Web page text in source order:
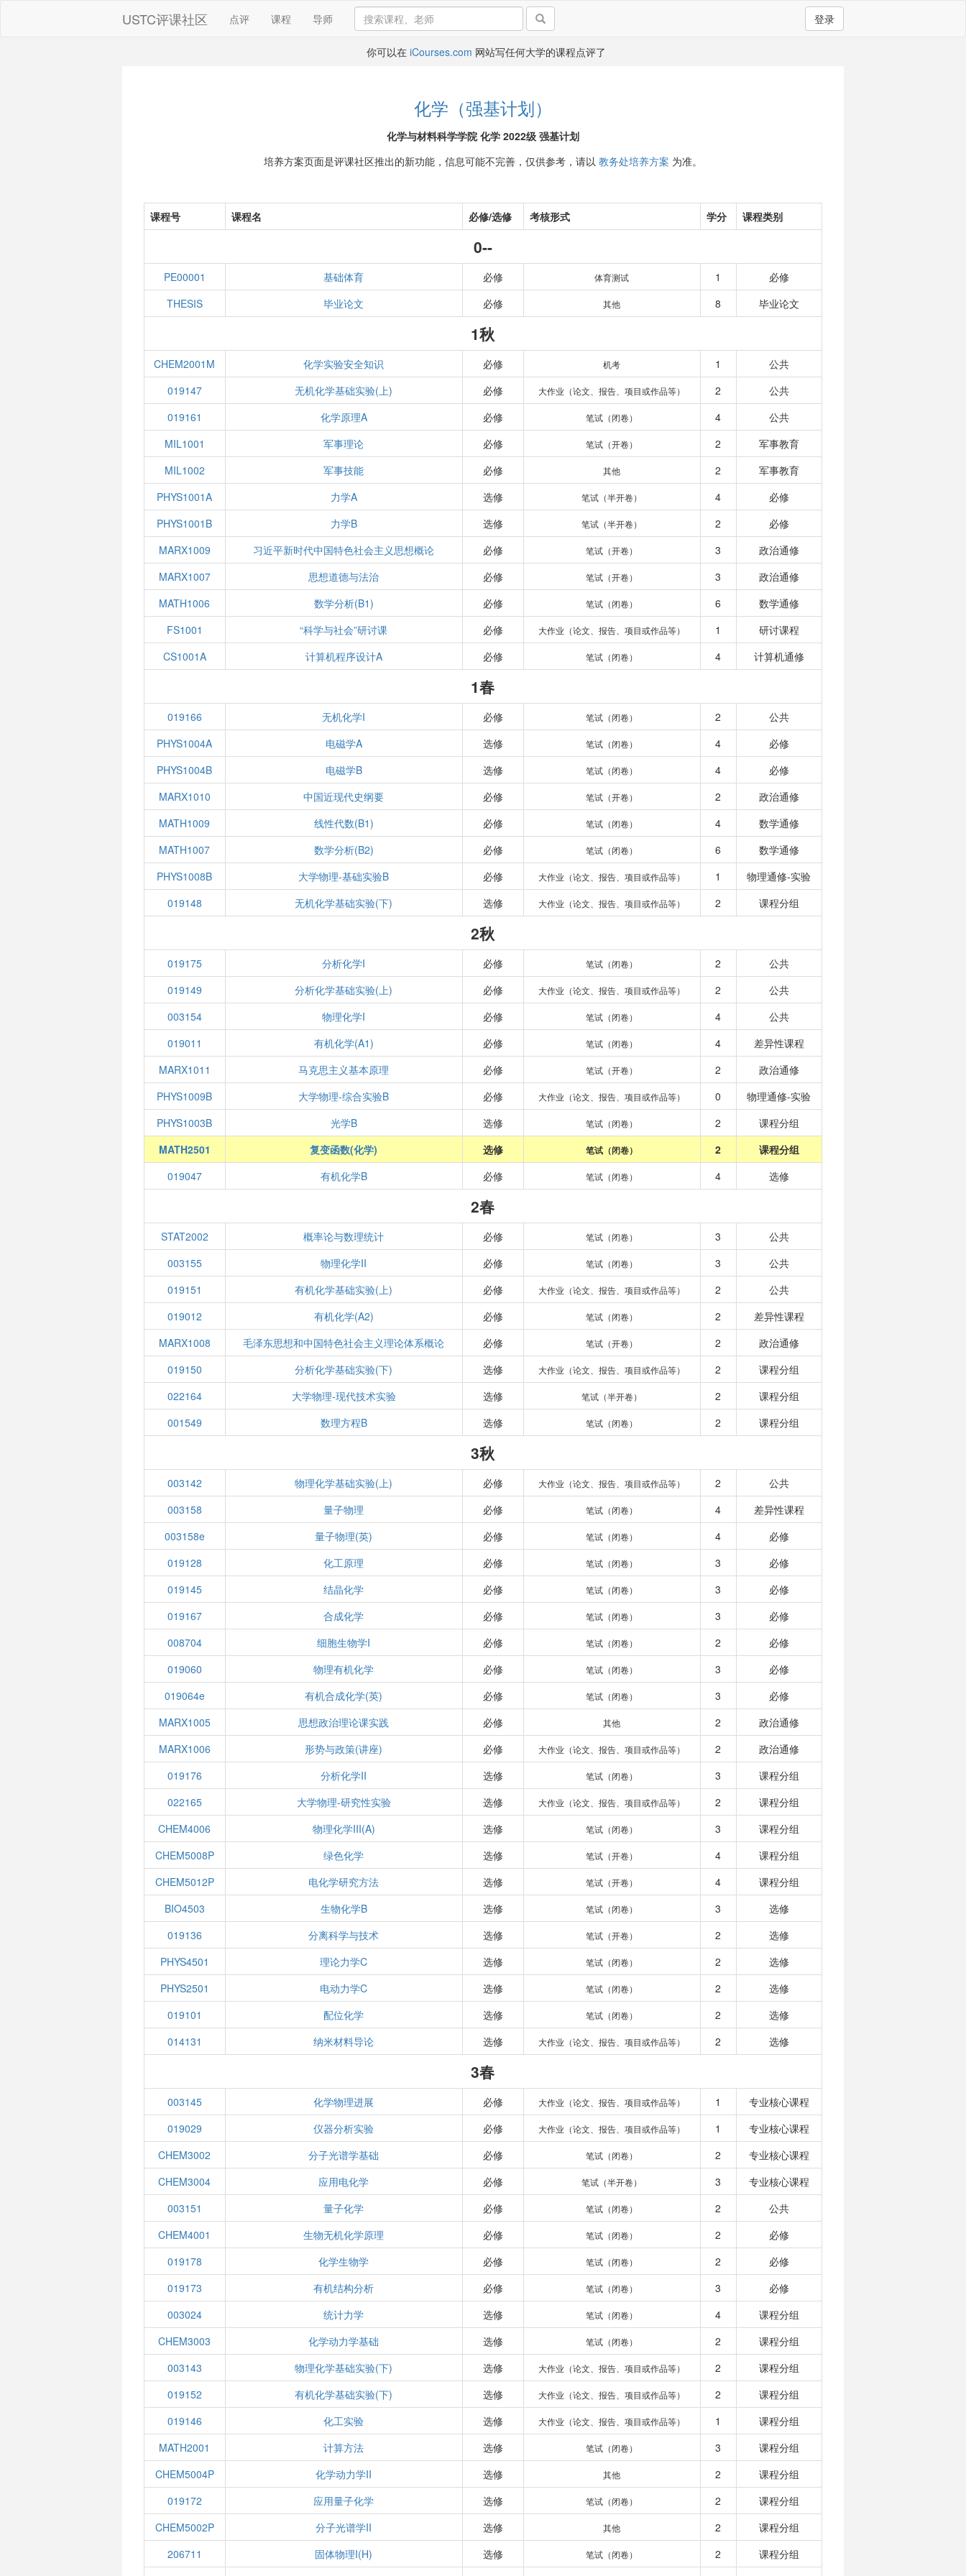
USTC评课社区 点评 课程 导师 登录
你可以在 iCourses.com 网站写任何大学的课程点评了
化学（强基计划）
化学与材料科学学院 化学 2022级 强基计划
培养方案页面是评课社区推出的新功能，信息可能不完善，仅供参考，请以 教务处培养方案 为准。
课程号 课程名 必修/选修 考核形式 学分 课程类别
0--
PE00001 基础体育 必修 体育测试 1
必修
THESIS
毕业论文 必修 其他 8 毕业论文
1秋
CHEM2001M 化学实验安全知识 必修 机考 1
公共
019147
无机化学基础实验(上) 必修 大作业（论文、报告、项目或作品等） 2
公共
019161
化学原理A 必修 笔试（闭卷） 4
公共
MIL1001
军事理论 必修 笔试（开卷） 2
军事教育
MIL1002
军事技能 必修 其他 2
军事教育
PHYS1001A
力学A 选修 笔试（半开卷） 4
必修
PHYS1001B
力学B 选修 笔试（半开卷） 2
必修
MARX1009
习近平新时代中国特色社会主义思想概论 必修 笔试（开卷） 3
政治通修
MARX1007
思想道德与法治 必修 笔试（开卷） 3
政治通修
MATH1006
数学分析(B1) 必修 笔试（闭卷） 6
数学通修
FS1001
“科学与社会”研讨课 必修 大作业（论文、报告、项目或作品等） 1
研讨课程
CS1001A
计算机程序设计A 必修 笔试（闭卷） 4 计算机通修
1春
019166 无机化学I 必修 笔试（闭卷） 2
公共
PHYS1004A
电磁学A 选修 笔试（闭卷） 4
必修
PHYS1004B
电磁学B 选修 笔试（闭卷） 4
必修
MARX1010
中国近现代史纲要 必修 笔试（开卷） 2
政治通修
MATH1009
线性代数(B1) 必修 笔试（闭卷） 4
数学通修
MATH1007
数学分析(B2) 必修 笔试（闭卷） 6
数学通修
PHYS1008B
大学物理-基础实验B 必修 大作业（论文、报告、项目或作品等） 1
物理通修-实验
019148
无机化学基础实验(下) 选修 大作业（论文、报告、项目或作品等） 2 课程分组
2秋
019175 分析化学I 必修 笔试（闭卷） 2
公共
019149
分析化学基础实验(上) 必修 大作业（论文、报告、项目或作品等） 2
公共
003154
物理化学I 必修 笔试（闭卷） 4
公共
019011
有机化学(A1) 必修 笔试（闭卷） 4
差异性课程
MARX1011
马克思主义基本原理 必修 笔试（开卷） 2
政治通修
PHYS1009B
大学物理-综合实验B 必修 大作业（论文、报告、项目或作品等） 0
物理通修-实验
PHYS1003B
光学B 选修 笔试（闭卷） 2
课程分组
MATH2501
复变函数(化学) 选修 笔试（闭卷） 2
课程分组
019047
有机化学B 必修 笔试（闭卷） 4 选修
2春
STAT2002 概率论与数理统计 必修 笔试（闭卷） 3
公共
003155
物理化学II 必修 笔试（闭卷） 3
公共
019151
有机化学基础实验(上) 必修 大作业（论文、报告、项目或作品等） 2
公共
019012
有机化学(A2) 必修 笔试（闭卷） 2
差异性课程
MARX1008
毛泽东思想和中国特色社会主义理论体系概论 必修 笔试（开卷） 2
政治通修
019150
分析化学基础实验(下) 选修 大作业（论文、报告、项目或作品等） 2
课程分组
022164
大学物理-现代技术实验 选修 笔试（半开卷） 2
课程分组
001549
数理方程B 选修 笔试（闭卷） 2 课程分组
3秋
003142 物理化学基础实验(上) 必修 大作业（论文、报告、项目或作品等） 2
公共
003158
量子物理 必修 笔试（闭卷） 4
差异性课程
003158e
量子物理(英) 必修 笔试（闭卷） 4
必修
019128
化工原理 必修 笔试（闭卷） 3
必修
019145
结晶化学 必修 笔试（闭卷） 3
必修
019167
合成化学 必修 笔试（闭卷） 3
必修
008704
细胞生物学I 必修 笔试（闭卷） 2
必修
019060
物理有机化学 必修 笔试（闭卷） 3
必修
019064e
有机合成化学(英) 必修 笔试（闭卷） 3
必修
MARX1005
思想政治理论课实践 必修 其他 2
政治通修
MARX1006
形势与政策(讲座) 必修 大作业（论文、报告、项目或作品等） 2
政治通修
019176
分析化学II 选修 笔试（闭卷） 3
课程分组
022165
大学物理-研究性实验 选修 大作业（论文、报告、项目或作品等） 2
课程分组
CHEM4006
物理化学III(A) 选修 笔试（闭卷） 3
课程分组
CHEM5008P
绿色化学 选修 笔试（开卷） 4
课程分组
CHEM5012P
电化学研究方法 选修 笔试（开卷） 4
课程分组
BIO4503
生物化学B 选修 笔试（闭卷） 3
选修
019136
分离科学与技术 选修 笔试（开卷） 2
选修
PHYS4501
理论力学C 选修 笔试（闭卷） 2
选修
PHYS2501
电动力学C 选修 笔试（闭卷） 2
选修
019101
配位化学 选修 笔试（闭卷） 2
选修
014131
纳米材料导论 选修 大作业（论文、报告、项目或作品等） 2 选修
3春
003145 化学物理进展 必修 大作业（论文、报告、项目或作品等） 1
专业核心课程
019029
仪器分析实验 必修 大作业（论文、报告、项目或作品等） 1
专业核心课程
CHEM3002
分子光谱学基础 必修 笔试（闭卷） 2
专业核心课程
CHEM3004
应用电化学 必修 笔试（半开卷） 3
专业核心课程
003151
量子化学 必修 笔试（闭卷） 2
公共
CHEM4001
生物无机化学原理 必修 笔试（闭卷） 2
必修
019178
化学生物学 必修 笔试（闭卷） 2
必修
019173
有机结构分析 必修 笔试（闭卷） 3
必修
003024
统计力学 选修 笔试（闭卷） 4
课程分组
CHEM3003
化学动力学基础 选修 笔试（闭卷） 2
课程分组
003143
物理化学基础实验(下) 选修 大作业（论文、报告、项目或作品等） 2
课程分组
019152
有机化学基础实验(下) 选修 大作业（论文、报告、项目或作品等） 2
课程分组
019146
化工实验 选修 大作业（论文、报告、项目或作品等） 1
课程分组
MATH2001
计算方法 选修 笔试（闭卷） 3
课程分组
CHEM5004P
化学动力学II 选修 其他 2
课程分组
019172
应用量子化学 选修 笔试（闭卷） 2
课程分组
CHEM5002P
分子光谱学II 选修 其他 2
课程分组
206711
固体物理I(H) 选修 笔试（闭卷） 2
课程分组